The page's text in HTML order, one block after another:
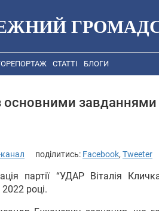
СТАТТІ БЛОГИ
основними
поділитись: Facebook, Tweeter
партії “УДАР Віталія
році.